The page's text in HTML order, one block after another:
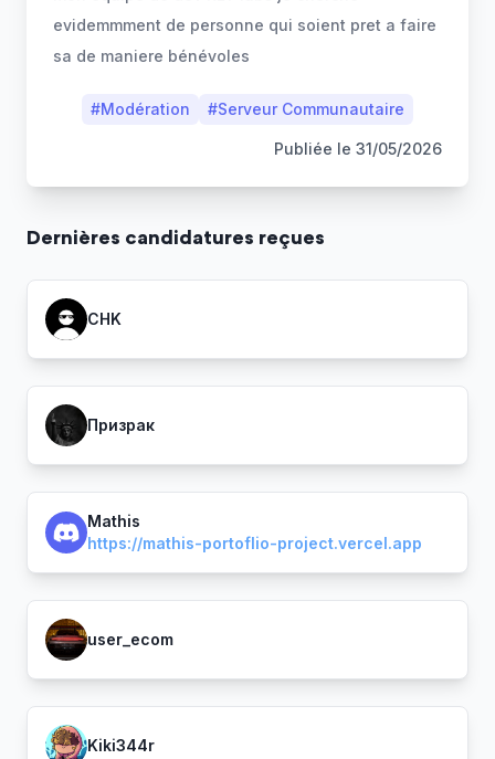
evidemmment de personne qui soient pret a faire
sa de maniere bénévoles
#Modération #Serveur Communautaire
Publiée le 31/05/2026
Dernières candidatures reçues
CHK
Призрак
Mathis
https://mathis-portoflio-project.vercel.app
user_ecom
Kiki344r